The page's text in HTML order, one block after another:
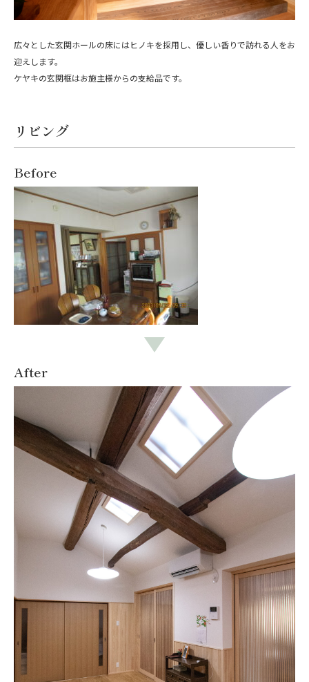
広々とした玄関ホールの床にはヒノキを採用し、優しい香りで訪れる人をお
迎えします。
ケヤキの玄関框はお施主様からの支給品です。
リビング
Before
After